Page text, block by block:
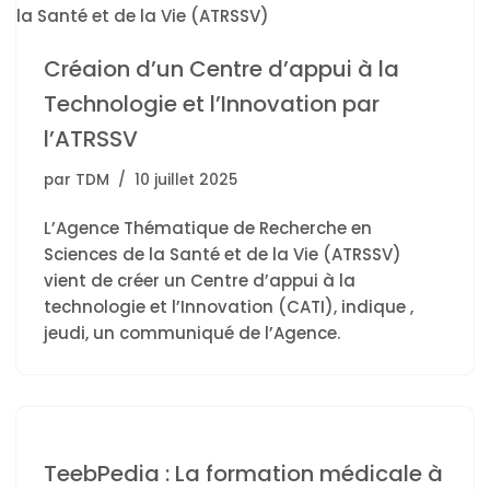
Créaion d’un Centre d’appui à la
Technologie et l’Innovation par
l’ATRSSV
par TDM 10 juillet 2025
L’Agence Thématique de Recherche en
Sciences de la Santé et de la Vie (ATRSSV)
vient de créer un Centre d’appui à la
technologie et l’Innovation (CATI), indique ,
jeudi, un communiqué de l’Agence.
TeebPedia : La formation médicale à